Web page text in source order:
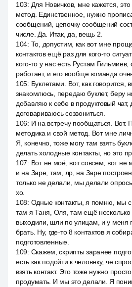
103: Для Новичков, мне кажется,
метод. Единственное, нужно
сообщений, цепочку сообщений
числе. Да. Итак, да, вещь 2.
104: То, допустим, как вот мне
контактов ещё раз для кого-то
кого-то у нас есть Рустам Гильмиев,
работает, и его вообще команда
105: Буклетами. Вот, как говорится,
знакомлюсь, передаю буклет, беру
добавляю к себе в продуктовый
договариваюсь созвониться.
106: И на встречу пообщаться. Вот.
методика и свой метод. Вот мне
Я, конечно, тоже могу там взять
делать холодные контакты, но это
107: Вот не моё, вот совсем, вот не
и на Заре, там, лр, на Заре
только не делали, мы делали
хо.
108: Одные контакты, я помню, мы
там я Таня, Оля, там ещё
выходили, шли по улицам, и у меня
брать. Ну, где-то 8 контактов я
подготовленные.
109: Скажем, скрипты заранее
есть как подойти к человеку, че
взять контакт. Это тоже нужно
продумать. И мы это делали. Я